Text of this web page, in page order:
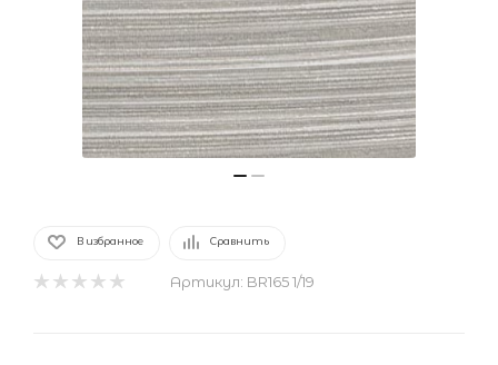
В избранное Сравнить
Артикул: BR165 1/19